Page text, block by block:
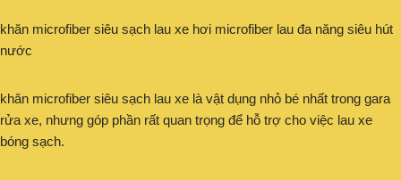
khăn microfiber siêu sạch lau xe hơi microfiber lau đa năng siêu hút
nước
khăn microfiber siêu sạch lau xe là vật dụng nhỏ bé nhất trong gara
rửa xe, nhưng góp phần rất quan trọng để hỗ trợ cho việc lau xe
bóng sạch.